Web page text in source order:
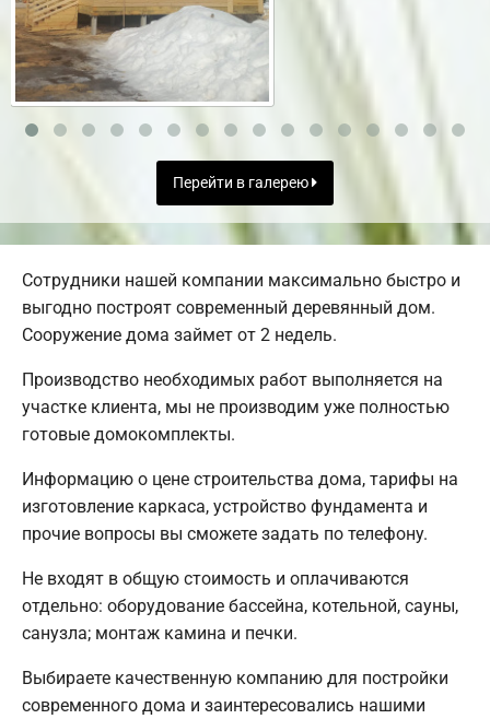
Перейти в галерею
Сотрудники нашей компании максимально быстро и
выгодно построят современный деревянный дом.
Сооружение дома займет от 2 недель.
Производство необходимых работ выполняется на
участке клиента, мы не производим уже полностью
готовые домокомплекты.
Информацию о цене строительства дома, тарифы на
изготовление каркаса, устройство фундамента и
прочие вопросы вы сможете задать по телефону.
Не входят в общую стоимость и оплачиваются
отдельно: оборудование бассейна, котельной, сауны,
санузла; монтаж камина и печки.
Выбираете качественную компанию для постройки
современного дома и заинтересовались нашими